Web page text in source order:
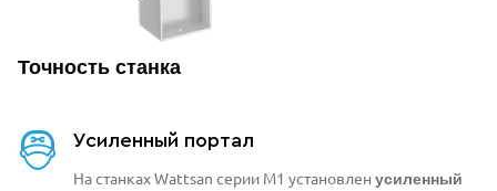
Точность станка
Усиленный портал
На станках Wattsan серии М1 установлен усиленный